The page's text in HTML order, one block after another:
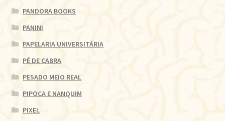
PANDORA BOOKS
PANINI
PAPELARIA UNIVERSITÁRIA
PÉ DE CABRA
PESADO MEIO REAL
PIPOCA E NANQUIM
PIXEL